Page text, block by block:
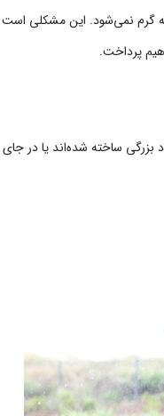
گرم نمی‌شود. این مشکلی است
پرداخت.
بزرگی ساخته شده‌اند یا در